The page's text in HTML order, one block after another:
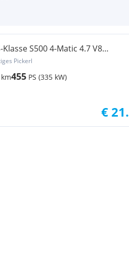
S500 4-Matic 4.7 V8
Pickerl
km455 PS (335 kW)
€